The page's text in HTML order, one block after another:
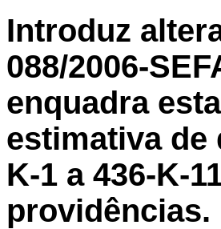
Introduz
088/2006-
enquadra
estimativa de
K-1 a 436-K-
providências.